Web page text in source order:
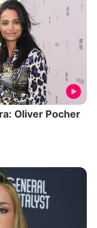
Oliver Pocher